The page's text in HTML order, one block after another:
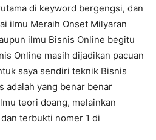
di keyword bergengsi, dan
ilmu Meraih Onset Milyaran
ilmu Bisnis Online begitu
Online masih dijadikan pacuan
saya sendiri teknik Bisnis
adalah yang benar benar
teori doang, melainkan
terbukti nomer 1 di